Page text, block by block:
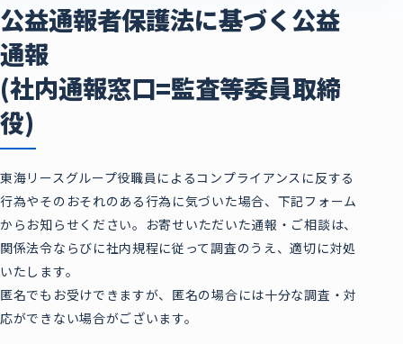
公益通報者保護法に基づく公益
通報
(社内通報窓口=監査等委員取締
役)
東海リースグループ役職員によるコンプライアンスに反する
行為やそのおそれのある行為に気づいた場合、下記フォーム
からお知らせください。 お寄せいただいた通報・ご相談は、
関係法令ならびに社内規程に従って調査のうえ、適切に対処
いたします。
匿名でもお受けできますが、匿名の場合には十分な調査・対
応ができない場合がございます。